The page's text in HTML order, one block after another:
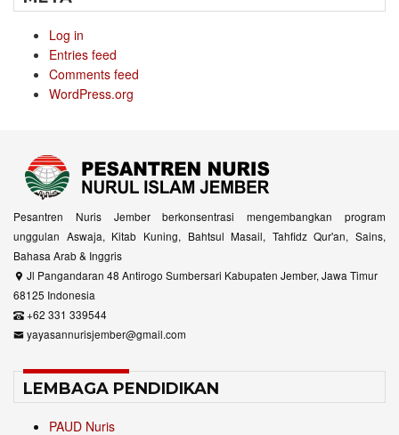
Log in
Entries feed
Comments feed
WordPress.org
Pesantren Nuris Jember berkonsentrasi mengembangkan program
unggulan Aswaja, Kitab Kuning, Bahtsul Masail, Tahfidz Qur'an, Sains,
Bahasa Arab & Inggris
Jl Pangandaran 48 Antirogo Sumbersari Kabupaten Jember, Jawa Timur
68125 Indonesia
+62 331 339544
yayasannurisjember@gmail.com
LEMBAGA PENDIDIKAN
PAUD Nuris